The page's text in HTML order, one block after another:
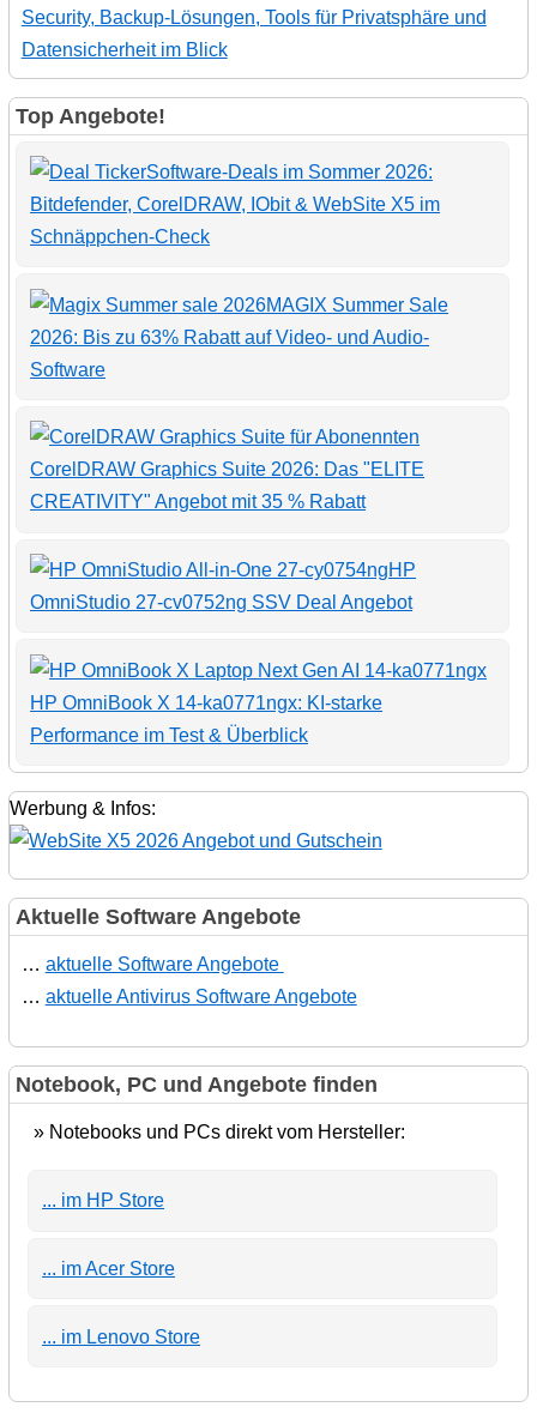
Security, Backup-Lösungen, Tools für Privatsphäre und
Datensicherheit im Blick
Top Angebote!
Software-Deals im Sommer 2026:
Bitdefender, CorelDRAW, IObit & WebSite X5 im
Schnäppchen-Check
MAGIX Summer Sale
2026: Bis zu 63% Rabatt auf Video- und Audio-
Software
CorelDRAW Graphics Suite 2026: Das "ELITE
CREATIVITY" Angebot mit 35 % Rabatt
HP
OmniStudio 27-cv0752ng SSV Deal Angebot
HP OmniBook X 14-ka0771ngx: KI-starke
Performance im Test & Überblick
Werbung & Infos:
Aktuelle Software Angebote
… aktuelle Software Angebote
… aktuelle Antivirus Software Angebote
Notebook, PC und Angebote finden
» Notebooks und PCs direkt vom Hersteller:
... im HP Store
... im Acer Store
... im Lenovo Store